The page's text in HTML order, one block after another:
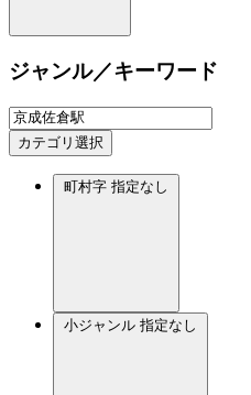
ジャンル／キーワード
カテゴリ選択
町村字 指定なし
小ジャンル 指定なし